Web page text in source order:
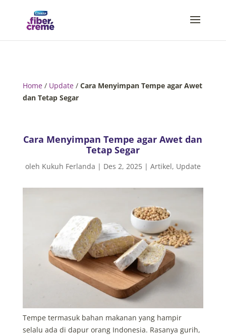
Home/ Update/ Cara Menyimpan Tempe agar Awet
dan Tetap Segar
Cara Menyimpan Tempe agar Awet dan
Tetap Segar
oleh Kukuh Ferlanda | Des 2, 2025| Artikel, Update
Tempe termasuk bahan makanan yang hampir
selalu ada di dapur orang Indonesia. Rasanya gurih,